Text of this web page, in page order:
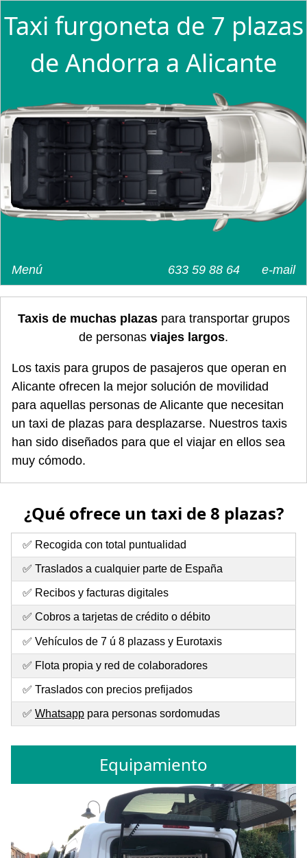
Taxi furgoneta de 7 plazas
de Andorra a Alicante
e-mail
633 59 88 64
Menú
Taxis de muchas plazaspara transportar grupos
de personas viajes largos.
Los taxis para grupos de pasajeros que operan en
Alicante ofrecen la mejor solución de movilidad
para aquellas personas de Alicante que necesitan
un taxi de plazas para desplazarse. Nuestros taxis
han sido diseñados para que el viajar en ellos sea
muy cómodo.
¿Qué ofrece un taxi de 8 plazas?
✅ Recogida con total puntualidad
✅ Traslados a cualquier parte de España
✅ Recibos y facturas digitales
✅ Cobros a tarjetas de crédito o débito
✅ Vehículos de 7 ú 8 plazass y Eurotaxis
✅ Flota propia y red de colaboradores
✅ Traslados con precios prefijados
✅ Whatsapp para personas sordomudas
Equipamiento